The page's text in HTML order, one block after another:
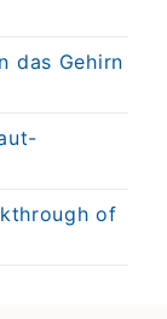
das Gehirn
of